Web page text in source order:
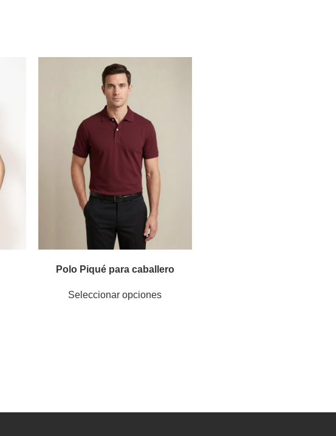
Polo Piqué para caballero
Seleccionar opciones